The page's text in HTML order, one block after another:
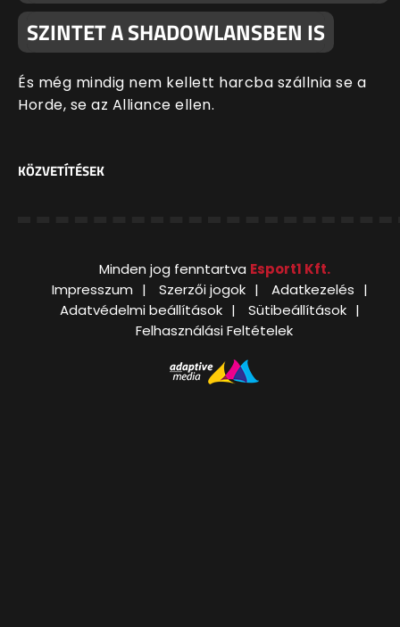
SZINTET A SHADOWLANSBEN IS
És még mindig nem kellett harcba szállnia se a
Horde, se az Alliance ellen.
KÖZVETÍTÉSEK
Minden jog fenntartva Esport1 Kft.
Impresszum
Szerzői jogok
Adatkezelés
Adatvédelmi beállítások
Sütibeállítások
Felhasználási Feltételek